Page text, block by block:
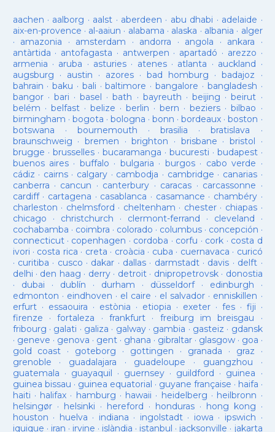
aachen · aalborg · aalst · aberdeen · abu dhabi · adelaide ·
aix-en-provence · al-aaiun · alabama · alaska · albania · alger
· amazonia · amsterdam · andorra · angola · ankara ·
antàrtida · antofagasta · antwerpen · apartadó · arezzo ·
armenia · aruba · asturies· atenes· atlanta · auckland ·
augsburg · austin · azores·bad homburg ·badajoz ·
bahrain ·baku · bali ·baltimore ·bangalore · bangladesh ·
bangor· bari ·basel ·bath · bayreuth ·beijing ·beirut ·
belém · belfast· belize · berlin ·bern ·beziers ·bilbao ·
birmingham · bogota · bologna ·bonn ·bordeaux ·boston ·
botswana · bournemouth ·brasilia ·bratislava ·
braunschweig · bremen ·brighton · brisbane · bristol ·
brugge · brusselles· bucaramanga · bucuresti · budapest·
buenos aires· buffalo · bulgaria · burgos· cabo verde ·
cádiz · cairns· calgary · cambodja · cambridge · canarias·
canberra · cancun · canterbury · caracas · carcassonne ·
cardiff· cartagena · casablanca · casamance · chambéry·
charleston · chelmsford · cheltenham · chester· chiapas ·
chicago · christchurch · clermont-ferrand · cleveland ·
cochabamba · coimbra · colorado · columbus· concepción ·
connecticut· copenhagen · cordoba · corfu · cork · costa d
ivori · costa rica · creta · croàcia · cuba · cuernavaca · curicó
· curitiba · cusco · dakar · dallas · darmstadt· davis · delft ·
delhi · den haag · derry· detroit· dnipropetrovsk· donostia
· dubai · dublín · durham · düsseldorf· edinburgh ·
edmonton · eindhoven · el caire · el salvador · enniskillen ·
erfurt· essaouira · estònia · etiopia · exeter· fes· fiji ·
firenze ·fortaleza · frankfurt· freiburg im breisgau ·
fribourg · galati · galiza · galway· gambia · gasteiz · gdansk
· geneve · genova · gent· ghana · gibraltar· glasgow· goa ·
gold coast · goteborg · gottingen · granada · graz ·
grenoble · guadalajara · guadeloupe · guangzhou ·
guatemala · guayaquil · guernsey· guildford · guinea ·
guinea bissau · guinea equatorial · guyane française · haifa ·
haiti · halifax · hamburg · hawaii · heidelberg · heilbronn ·
helsingør· helsinki · hereford · honduras· hong kong ·
houston · huelva · indiana · ingolstadt· iowa · ipswich ·
iquique · iran · irvine · islàndia · istanbul · jacksonville · jakarta